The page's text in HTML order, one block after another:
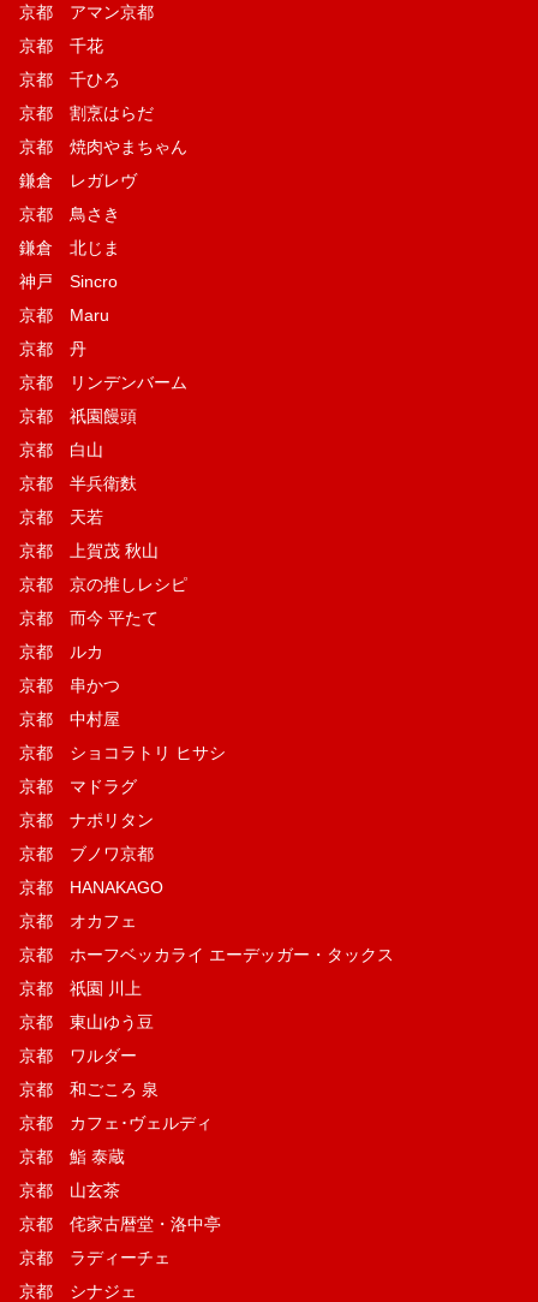
京都 アマン京都
京都 千花
京都 千ひろ
京都 割烹はらだ
京都 焼肉やまちゃん
鎌倉 レガレヴ
京都 鳥さき
鎌倉 北じま
神戸 Sincro
京都 Maru
京都 丹
京都 リンデンバーム
京都 祇園饅頭
京都 白山
京都 半兵衛麩
京都 天若
京都 上賀茂 秋山
京都 京の推しレシピ
京都 而今 平たて
京都 ルカ
京都 串かつ
京都 中村屋
京都 ショコラトリ ヒサシ
京都 マドラグ
京都 ナポリタン
京都 ブノワ京都
京都 HANAKAGO
京都 オカフェ
京都 ホーフベッカライ エーデッガー・タックス
京都 祇園 川上
京都 東山ゆう豆
京都 ワルダー
京都 和ごころ 泉
京都 カフェ･ヴェルディ
京都 鮨 泰蔵
京都 山玄茶
京都 侘家古暦堂・洛中亭
京都 ラディーチェ
京都 シナジェ